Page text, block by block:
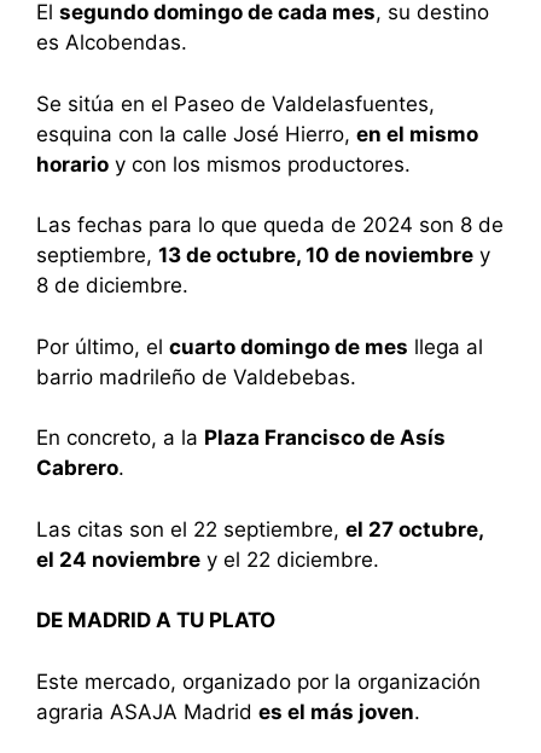
El segundo domingo de cada mes, su destino
es Alcobendas.
Se sitúa en el Paseo de Valdelasfuentes,
esquina con la calle José Hierro, en el mismo
horario y con los mismos productores.
Las fechas para lo que queda de 2024 son 8 de
septiembre, 13 de octubre, 10 de noviembre y
8 de diciembre.
Por último, el cuarto domingo de mes llega al
barrio madrileño de Valdebebas.
En concreto, a la Plaza Francisco de Asís
Cabrero.
Las citas son el 22 septiembre, el 27 octubre,
el 24 noviembre y el 22 diciembre.
DE MADRID A TU PLATO
Este mercado, organizado por la organización
agraria ASAJA Madrid es el más joven.